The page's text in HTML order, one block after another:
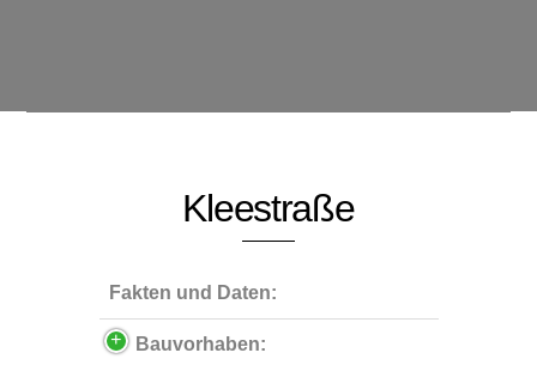
Kleestraße
Fakten und Daten:
Bauvorhaben: